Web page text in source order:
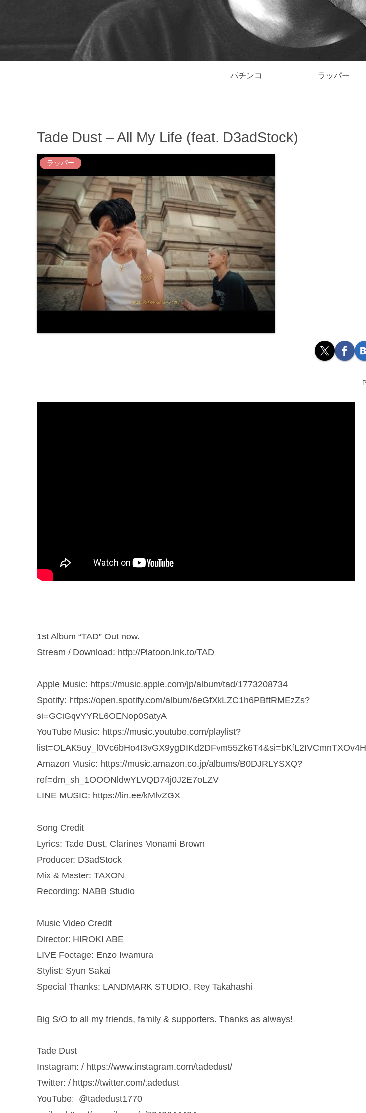
パチンコ ラッパー
Tade Dust – All My Life (feat. ​D3adStock)
ラッパー
1st Album “TAD” Out now.
Stream / Download: http://Platoon.lnk.to/TAD
Apple Music: https://music.apple.com/jp/album/tad/1773208734
Spotify: https://open.spotify.com/album/6eGfXkLZC1h6PBftRMEzZs?
si=GCiGqvYYRL6OENop0SatyA
YouTube Music: https://music.youtube.com/playlist?
list=OLAK5uy_l0Vc6bHo4I3vGX9ygDIKd2DFvm55Zk6T4&si=bKfL2IVCmnTXOv4H
Amazon Music: https://music.amazon.co.jp/albums/B0DJRLYSXQ?
ref=dm_sh_1OOONldwYLVQD74j0J2E7oLZV
LINE MUSIC: https://lin.ee/kMlvZGX
Song Credit
Lyrics: Tade Dust, Clarines Monami Brown
Producer: D3adStock
Mix & Master: TAXON
Recording: NABB Studio
Music Video Credit
Director: HIROKI ABE
LIVE Footage: Enzo Iwamura
Stylist: Syun Sakai
Special Thanks: LANDMARK STUDIO, Rey Takahashi
Big S/O to all my friends, family & supporters. Thanks as always!
Tade Dust
Instagram: / https://www.instagram.com/tadedust/
Twitter: / https://twitter.com/tadedust
YouTube: ​ ⁠@tadedust1770